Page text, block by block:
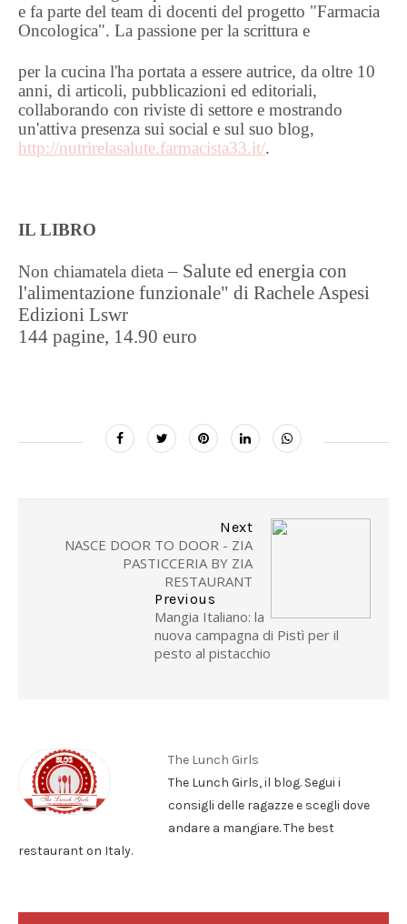
e fa parte del team di docenti del progetto "Farmacia
Oncologica". La passione per la scrittura e
per la cucina l'ha portata a essere autrice, da oltre 10
anni, di articoli, pubblicazioni ed editoriali,
collaborando con riviste di settore e mostrando
un'attiva presenza sui social e sul suo blog,
http://nutrirelasalute.farmacista33.it/.
IL LIBRO
Non chiamatela dieta– Salute ed energia con
l'alimentazione funzionale" di Rachele Aspesi
Edizioni Lswr
144 pagine, 14.90 euro
Next
NASCE DOOR TO DOOR - ZIA
PASTICCERIA BY ZIA
RESTAURANT
Previous
Mangia Italiano: la
nuova campagna di Pistì per il
pesto al pistacchio
The Lunch Girls
The Lunch Girls, il blog. Segui i
consigli delle ragazze e scegli dove
andare a mangiare. The best
restaurant on Italy.